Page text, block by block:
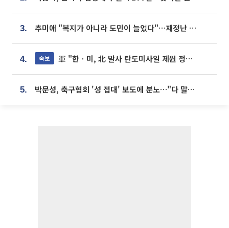
3. 추미애 "복지가 아니라 도민이 늘었다"…재정난 책임론 정면돌파
4. 속보 軍 "한ㆍ미, 北 발사 탄도미사일 제원 정밀분석 중"
5. 박문성, 축구협회 '성 접대' 보도에 분노…"다 말아먹으려고 작정했나"